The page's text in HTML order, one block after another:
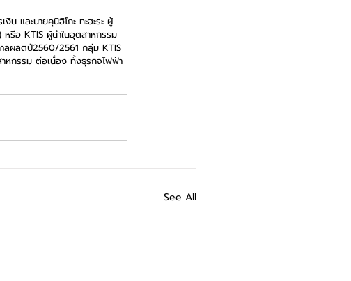
น และนายคุนิฮิโกะ ทะฮะระ ผู้
รือ KTIS ผู้นำในอุตสาหกรรม
ลผลิตปี2560/2561 กลุ่ม KTIS
หกรรม ต่อเนื่อง ทั้งธุรกิจไฟฟ้า
See All